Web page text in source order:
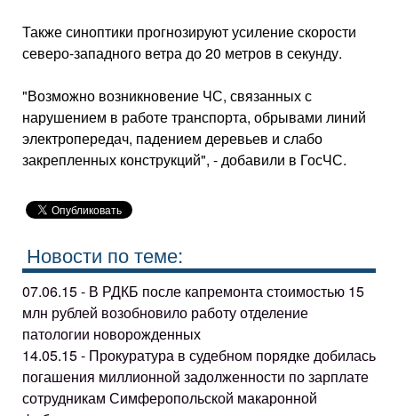
Также синоптики прогнозируют усиление скорости
северо-западного ветра до 20 метров в секунду.
"Возможно возникновение ЧС, связанных с
нарушением в работе транспорта, обрывами линий
электропередач, падением деревьев и слабо
закрепленных конструкций", - добавили в ГосЧС.
Новости по теме:
07.06.15 - В РДКБ после капремонта стоимостью 15
млн рублей возобновило работу отделение
патологии новорожденных
14.05.15 - Прокуратура в судебном порядке добилась
погашения миллионной задолженности по зарплате
сотрудникам Симферопольской макаронной